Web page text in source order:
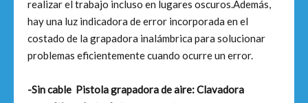
realizar el trabajo incluso en lugares oscuros.Además,
hay una luz indicadora de error incorporada en el
costado de la grapadora inalámbrica para solucionar
problemas eficientemente cuando ocurre un error.
-Sin cable Pistola grapadora de aire:Clavadora